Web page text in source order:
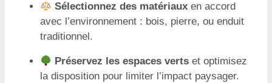
Sélectionnez des matériaux en accord
avec l’environnement : bois, pierre, ou enduit
traditionnel.
Préservez les espaces verts et optimisez
la disposition pour limiter l’impact paysager.